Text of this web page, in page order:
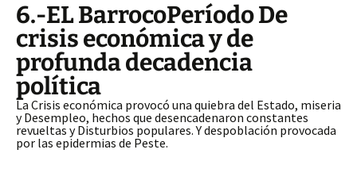
6.-EL BarrocoPeríodo De
crisis económica y de
profunda decadencia
política
La Crisis económica provocó una quiebra del Estado, miseria
y Desempleo, hechos que desencadenaron constantes
revueltas y Disturbios populares. Y despoblación provocada
por las epidermias de Peste.